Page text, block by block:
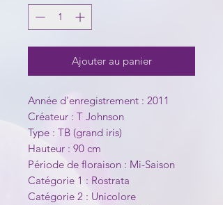
Ajouter au panier
Année d'enregistrement : 2011
Créateur : T Johnson
Type : TB (grand iris)
Hauteur : 90 cm
Période de floraison : Mi-Saison
Catégorie 1 : Rostrata
Catégorie 2 : Unicolore